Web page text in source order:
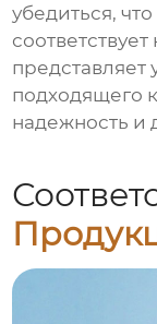
убедиться,
представляет
подходящего
надежность и